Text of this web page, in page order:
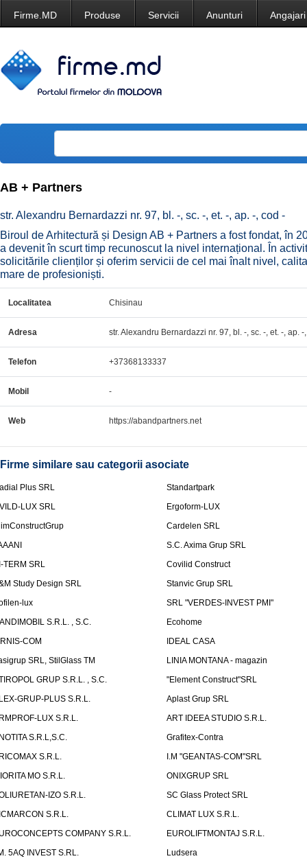
Firme.MD Produse Servicii Anunturi Angajari
AB + Partners
str. Alexandru Bernardazzi nr. 97, bl. -, sc. -, et. -, ap. -, cod -
Biroul de Arhitectură și Design AB + Partners a fost fondat, în
a devenit în scurt timp recunoscut la nivel internațional. În
solicitările clienților și oferim servicii de cel mai înalt nivel,
mare de profesioniști.
Localitatea Chisinau
Adresa str. Alexandru Bernardazzi nr. 97, bl. -, sc. -, et. -, ap. -
Telefon +37368133337
Mobil -
Web https://abandpartners.net
Firme similare sau categorii asociate
Plus SRL
Standartpark
LUX SRL
Ergoform-LUX
Cardelen SRL
S.C. Axima Grup SRL
TERM SRL
Covilid Construct
Study Design SRL
Stanvic Grup SRL
lux
SRL "VERDES-INVEST PMI"
S.R.L. , S.C.
Ecohome
COM
IDEAL CASA
SRL, StilGlass TM
LINIA MONTANA - magazin
GRUP S.R.L. , S.C.
"Element Construct"SRL
GRUP-PLUS S.R.L.
Aplast Grup SRL
LUX S.R.L.
ART IDEEA STUDIO S.R.L.
S.R.L,S.C.
Grafitex-Contra
S.R.L.
I.M "GEANTAS-COM"SRL
MO S.R.L.
ONIXGRUP SRL
IZO S.R.L.
SC Glass Protect SRL
S.R.L.
CLIMAT LUX S.R.L.
COMPANY S.R.L.
EUROLIFTMONTAJ S.R.L.
5AQ INVEST S.RL.
Ludsera